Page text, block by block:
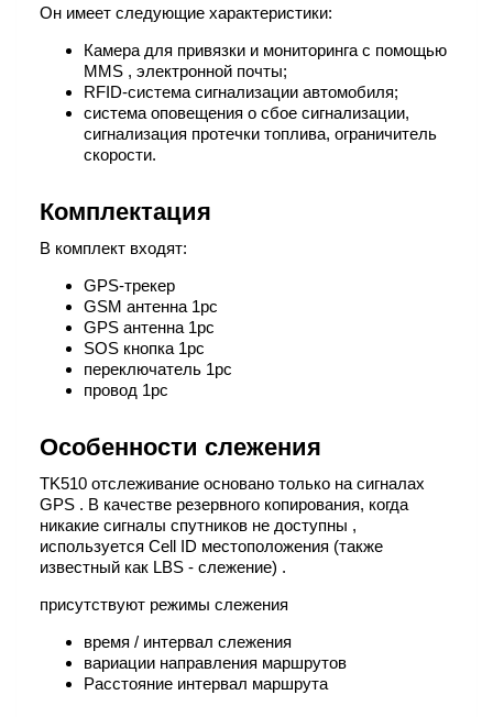
Он имеет следующие характеристики:
Камера для привязки и мониторинга с помощью
MMS , электронной почты;
RFID-система сигнализации автомобиля;
система оповещения о сбое сигнализации,
сигнализация протечки топлива, ограничитель
скорости.
Комплектация
В комплект входят:
GPS-трекер
GSM антенна 1pc
GPS антенна 1pc
SOS кнопка 1pc
переключатель 1pc
провод 1pc
Особенности слежения
TK510 отслеживание основано только на сигналах
GPS . В качестве резервного копирования, когда
никакие сигналы спутников не доступны ,
используется Cell ID местоположения (также
известный как LBS - слежение) .
присутствуют режимы слежения
время / интервал слежения
вариации направления маршрутов
Расстояние интервал маршрута